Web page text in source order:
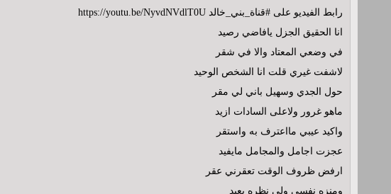
رابط الفيديو على #قناة_بني_خالد https://youtu.be/NyvdNVdlT0U
انا الحقيق الجزل يافاضي رصيد
في وضعي المعتاد والا في شقر
لاشفت غيري قلت انا الشخص الوحيد
حول الجدي وسهيل باني لي مقر
ماهو غرور ولاعلى السادات ازيد
واكيد عيبي مااعترف به واستقر
عجزت اجامل والمجامل مايفيد
ارفض ظروف الوقت تعقرني عقر
ومنزهٍ نفسي ولي نظره بعيد